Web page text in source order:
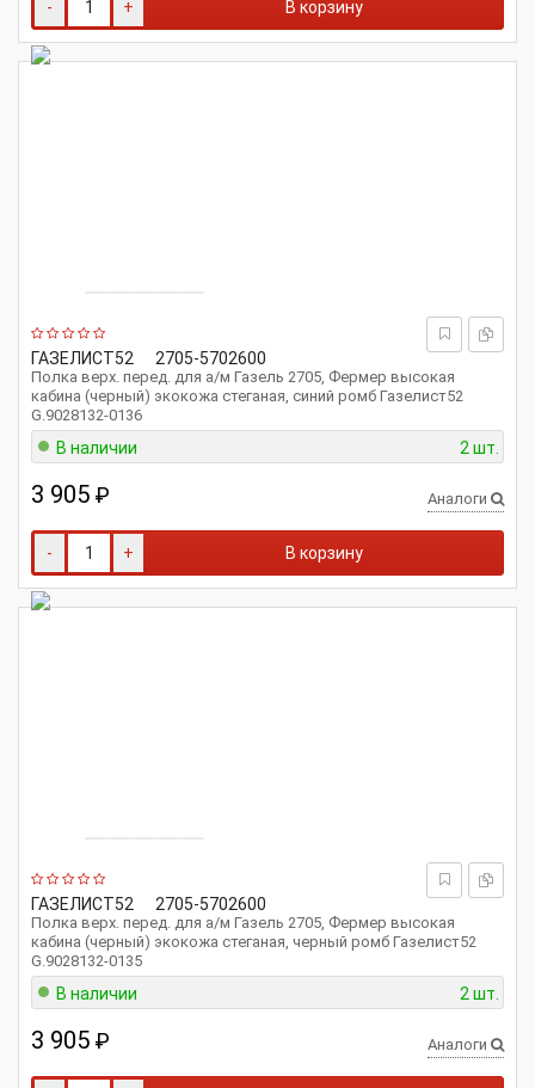
- + В корзину
ГАЗЕЛИСТ52 2705-5702600
Полка верх. перед. для а/м Газель 2705, Фермер высокая
кабина (черный) экокожа стеганая, синий ромб Газелист52
G.9028132-0136
В наличии 2 шт.
3 905 ₽ Аналоги
- + В корзину
ГАЗЕЛИСТ52 2705-5702600
Полка верх. перед. для а/м Газель 2705, Фермер высокая
кабина (черный) экокожа стеганая, черный ромб Газелист52
G.9028132-0135
В наличии 2 шт.
3 905 ₽ Аналоги